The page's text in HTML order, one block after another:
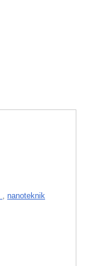
, nanoteknik